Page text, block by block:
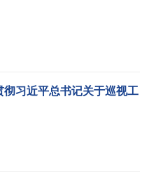
习近平总书记关于巡视工